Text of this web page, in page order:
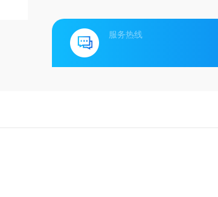
服务热线